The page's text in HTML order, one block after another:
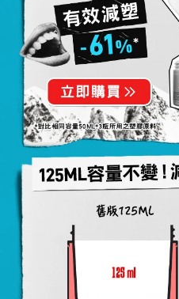
有效減塑
-61%*
125ml容量不變